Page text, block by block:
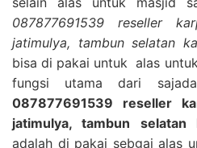
087877691539 reseller
jatimulya, tambun selatan
bisa di pakai untuk alas
fungsi utama dari
087877691539 reseller
jatimulya, tambun selatan
adalah di pakai sebgai alas